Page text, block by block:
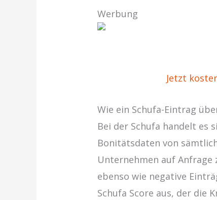
Werbung
Jetzt
Wie ein Schufa-Eintrag
Bei der Schufa handelt es
Bonitätsdaten von
Unternehmen auf
ebenso wie negative
Schufa Score aus, der die